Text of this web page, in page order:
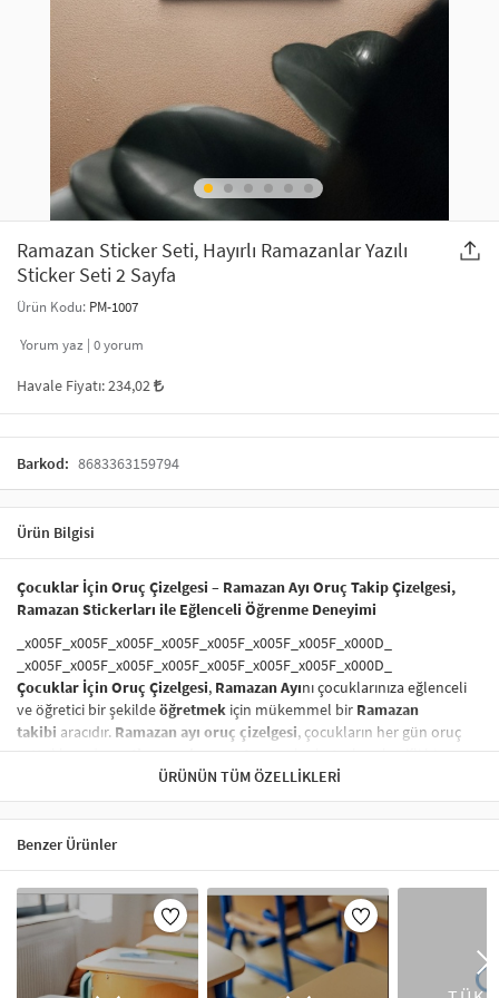
SAÇ AKSESUARLARI
GELİN / DÜĞÜN AKSESUARLARI
TELEFON ASKISI
MAKYAJ ÇANTASI
ŞAL VE FULAR
ODA KOKUSU VE MUM
PARTİ SÜSLERİ
YILBAŞI ÜRÜNLERİ
KULLAN AT TABAK BARDAK SETİ
Ramazan Sticker Seti, Hayırlı Ramazanlar Yazılı
Sticker Seti 2 Sayfa
Ürün Kodu: PM-1007
Yorum yaz | 0yorum
Havale Fiyatı:234,02
Barkod: 8683363159794
Ürün Bilgisi
Çocuklar İçin Oruç Çizelgesi – Ramazan Ayı Oruç Takip Çizelgesi,
Ramazan Stickerları ile Eğlenceli Öğrenme Deneyimi
_x005F_x005F_x005F_x005F_x005F_x005F_x005F_x000D_
_x005F_x005F_x005F_x005F_x005F_x005F_x005F_x000D_
Çocuklar İçin Oruç Çizelgesi, Ramazan Ayını çocuklarınıza eğlenceli
ve öğretici bir şekildeöğretmek için mükemmel bir Ramazan
takibi aracıdır. Ramazan ayı oruç çizelgesi, çocukların her gün oruç
tuttuklarındamotivasyonlarını artırırve bu kutsal ayı keyifli bir
şekilde takip etmelerini sağlar. Çocuklar için Ramazan çizelgesi
zamandaRamazan etkinlikleriveRamazan sürecihakkında
farkındalık oluşturur.
_x005F_x005F_x005F_x005F_x005F_x005F_x005F_x000D_
_x005F_x005F_x005F_x005F_x005F_x005F_x005F_x000D_
_x005F_x005F_x005F_x005F_x005F_x005F_x005F_x000D_
_x005F_x005F_x005F_x005F_x005F_x005F_x005F_x000D_
Bebek Odaları ve Çocuk Odaları İçin İdeal Dekorasyon Aracı
ÜRÜNÜN TÜM ÖZELLIKLERI
Benzer Ürünler